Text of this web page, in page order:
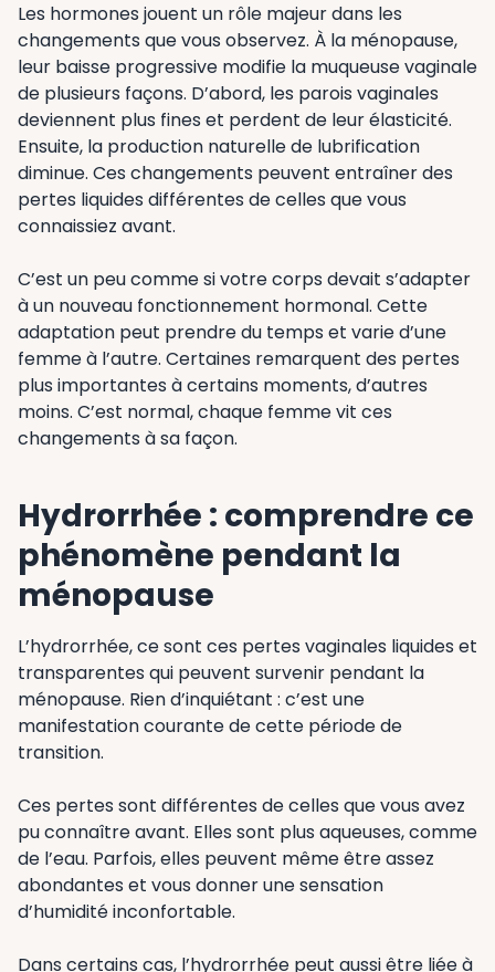
Les hormones jouent un rôle majeur dans les
changements que vous observez. À la ménopause,
leur baisse progressive modifie la muqueuse vaginale
de plusieurs façons. D’abord, les parois vaginales
deviennent plus fines et perdent de leur élasticité.
Ensuite, la production naturelle de lubrification
diminue. Ces changements peuvent entraîner des
pertes liquides différentes de celles que vous
connaissiez avant.
C’est un peu comme si votre corps devait s’adapter
à un nouveau fonctionnement hormonal. Cette
adaptation peut prendre du temps et varie d’une
femme à l’autre. Certaines remarquent des pertes
plus importantes à certains moments, d’autres
moins. C’est normal, chaque femme vit ces
changements à sa façon.
Hydrorrhée : comprendre ce
phénomène pendant la
ménopause
L’hydrorrhée, ce sont ces pertes vaginales liquides et
transparentes qui peuvent survenir pendant la
ménopause. Rien d’inquiétant : c’est une
manifestation courante de cette période de
transition.
Ces pertes sont différentes de celles que vous avez
pu connaître avant. Elles sont plus aqueuses, comme
de l’eau. Parfois, elles peuvent même être assez
abondantes et vous donner une sensation
d’humidité inconfortable.
Dans certains cas, l’hydrorrhée peut aussi être liée à